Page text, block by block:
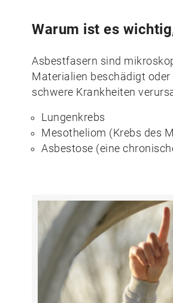
Warum ist es
Asbestfasern sind
Materialien beschädigt
schwere Krankheiten
Lungenkrebs
Mesotheliom (Krebs des
Asbestose (eine